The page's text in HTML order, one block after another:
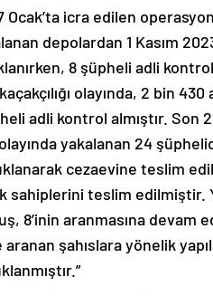
Ocak’ta icra edilen
depolardan 1 Kasım
8 şüpheli adli
olayında, 2 bin
adli kontrol almıştır. Son
yakalanan 24
cezaevine teslim
teslim edilmiştir.
8’inin aranmasına
şahıslara yönelik